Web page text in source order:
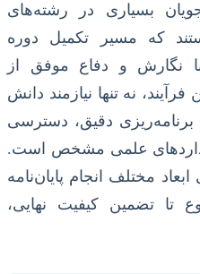
بسیاری در رشته‌های
که مسیر تکمیل دوره
نگارش و دفاع موفق از
نه تنها نیازمند دانش
دقیق، دسترسی
علمی مشخص است.
مختلف انجام پایان‌نامه
تا تضمین کیفیت نهایی،